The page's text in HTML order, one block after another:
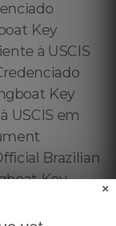
×